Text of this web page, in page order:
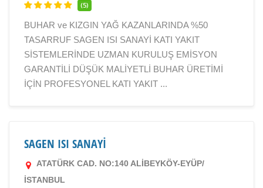
(5)
BUHAR ve KIZGIN YAĞ KAZANLARINDA %50
TASARRUF SAGEN ISI SANAYİ KATI YAKIT
SİSTEMLERİNDE UZMAN KURULUŞ EMİSYON
GARANTİLİ DÜŞÜK MALİYETLİ BUHAR ÜRETİMİ
İÇİN PROFESYONEL KATI YAKIT ...
SAGEN ISI SANAYİ
ATATÜRK CAD. NO:140 ALİBEYKÖY-EYÜP/
İSTANBUL